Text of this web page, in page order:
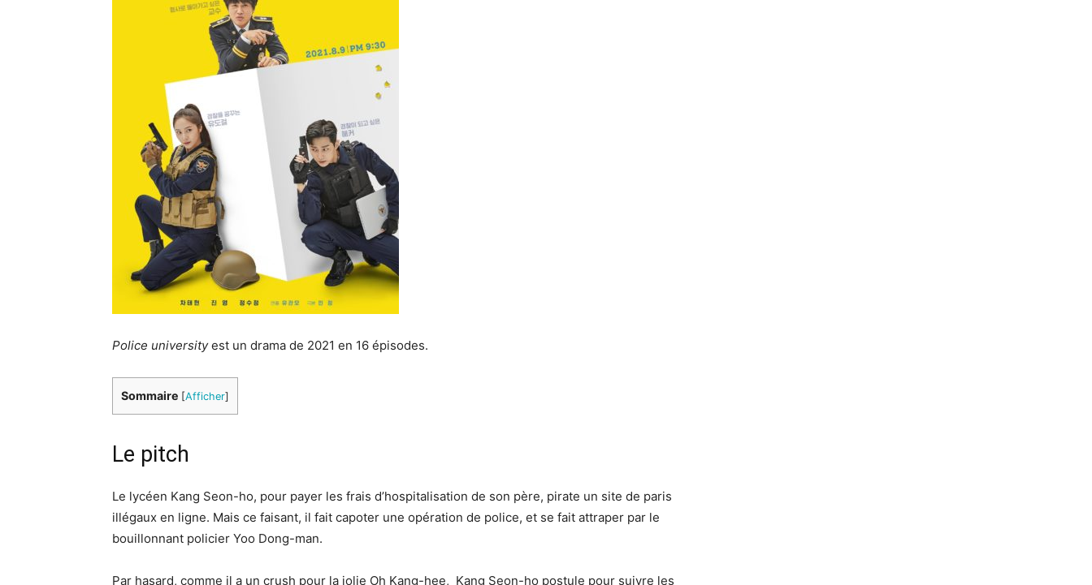
Police universityest un drama de 2021 en 16 épisodes.
Sommaire [Afficher]
Le pitch
Le lycéen Kang Seon-ho, pour payer les frais d’hospitalisation de son père, pirate un site de paris
illégaux en ligne. Mais ce faisant, il fait capoter une opération de police, et se fait attraper par le
bouillonnant policier Yoo Dong-man.
Par hasard, comme il a un crush pour la jolie Oh Kang-hee, Kang Seon-ho postule pour suivre les